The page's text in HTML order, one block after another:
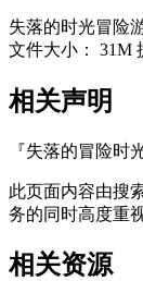
失落的时光冒险
文件大小：
31M
相关声明
『失落的冒险时
此页面内容由搜
务的同时高度重
相关资源